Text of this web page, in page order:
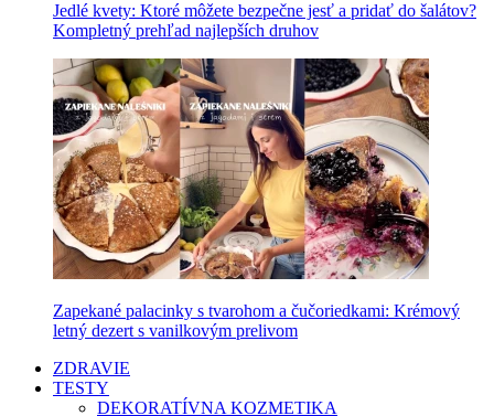
Jedlé kvety: Ktoré môžete bezpečne jesť a pridať do šalátov?
Kompletný prehľad najlepších druhov
Zapekané palacinky s tvarohom a čučoriedkami: Krémový
letný dezert s vanilkovým prelivom
ZDRAVIE
TESTY
DEKORATÍVNA KOZMETIKA